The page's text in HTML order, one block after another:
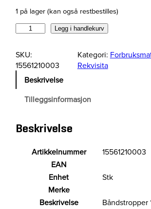
1 på lager (kan også restbestilles)
n
d
s
r
p
f
Legg i handlekurv
SKU:
15561210003
Kategori:
Rekvisita
Beskrivelse
Tilleggsinformasjon
Beskrivelse
Artikkelnummer
15561210003
EAN
Enhet
Stk
Merke
Beskrivelse
Båndstropper